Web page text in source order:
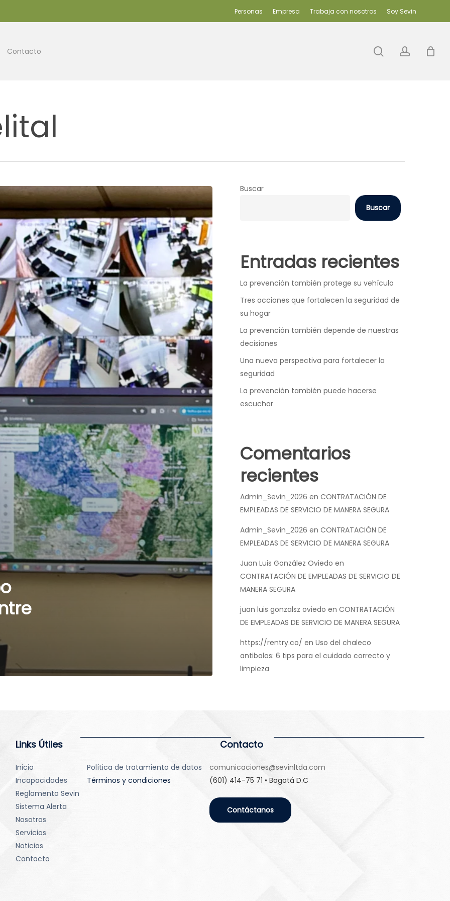
Personas Empresa Trabaja con nosotros Soy Sevin
Contacto search
Buscar
Buscar
Entradas recientes
La prevención también protege su vehículo
Tres acciones que fortalecen la seguridad de
su hogar
La prevención también depende de nuestras
decisiones
Una nueva perspectiva para fortalecer la
seguridad
La prevención también puede hacerse
escuchar
Comentarios
recientes
Admin_Sevin_2026 en CONTRATACIÓN DE
EMPLEADAS DE SERVICIO DE MANERA SEGURA
Admin_Sevin_2026 en CONTRATACIÓN DE
EMPLEADAS DE SERVICIO DE MANERA SEGURA
Juan Luis González Oviedo en
CONTRATACIÓN DE EMPLEADAS DE SERVICIO DE
MANERA SEGURA
juan luis gonzalsz oviedo en CONTRATACIÓN
DE EMPLEADAS DE SERVICIO DE MANERA SEGURA
https://rentry.co/ en Uso del chaleco
antibalas: 6 tips para el cuidado correcto y
limpieza
Links Útiles
Inicio
Incapacidades
Reglamento Sevin
Sistema Alerta
Nosotros
Servicios
Noticias
Contacto
Política de tratamiento de datos
Términos y condiciones
Contacto
comunicaciones@sevinltda.com
(601) 414-75 71 • Bogotá D.C
Contáctanos